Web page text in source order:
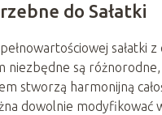
do Sałatki
sałatki z
niezbędne są różnorodne,
stworzą harmonijną
dowolnie modyfikować